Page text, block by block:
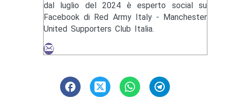
dal luglio del 2024 è esperto social su
Facebook di Red Army Italy - Manchester
United Supporters Club Italia.